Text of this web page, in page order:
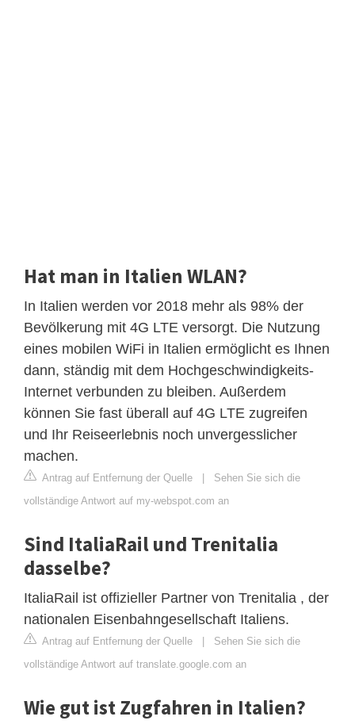
Hat man in Italien WLAN?
In Italien werden vor 2018 mehr als 98% der
Bevölkerung mit 4G LTE versorgt. Die Nutzung
eines mobilen WiFi in Italien ermöglicht es Ihnen
dann, ständig mit dem Hochgeschwindigkeits-
Internet verbunden zu bleiben. Außerdem
können Sie fast überall auf 4G LTE zugreifen
und Ihr Reiseerlebnis noch unvergesslicher
machen.
Antrag auf Entfernung der Quelle | Sehen Sie sich die
vollständige Antwort auf my-webspot.com an
Sind ItaliaRail und Trenitalia
dasselbe?
ItaliaRail ist offizieller Partner von Trenitalia , der
nationalen Eisenbahngesellschaft Italiens.
Antrag auf Entfernung der Quelle | Sehen Sie sich die
vollständige Antwort auf translate.google.com an
Wie gut ist Zugfahren in Italien?